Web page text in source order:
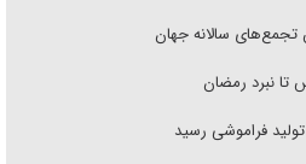
تجمع‌های سالانه جهان
تا نبرد رمضان
فراموشی رسید